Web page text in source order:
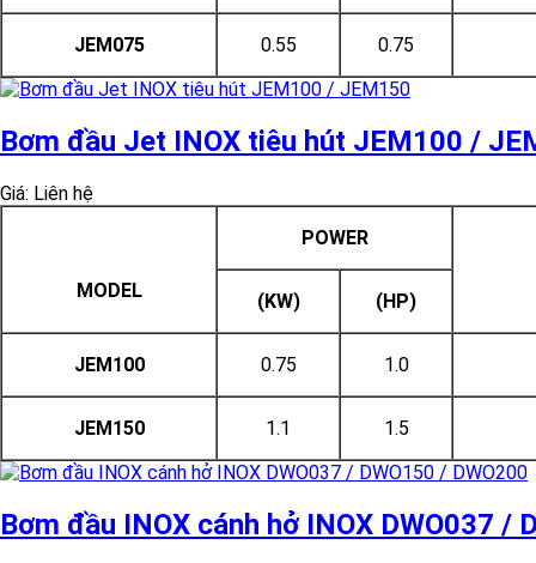
JEM075 0.55 0.75
Bơm đầu Jet INOX tiêu hút JEM100 /
Giá: Liên hệ
MODEL
POWER
(KW) (HP)
JEM100 0.75 1.0
JEM150 1.1 1.5
Bơm đầu INOX cánh hở INOX DWO037 /